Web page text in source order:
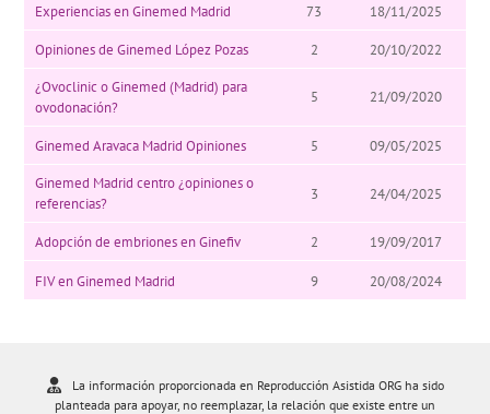
Experiencias en Ginemed Madrid 73 18/11/2025
Opiniones de Ginemed López Pozas 2
20/10/2022
¿Ovoclinic o Ginemed (Madrid) para
ovodonación?
5 21/09/2020
Ginemed Aravaca Madrid Opiniones 5
09/05/2025
Ginemed Madrid centro ¿opiniones o
referencias?
3 24/04/2025
Adopción de embriones en Ginefiv 2 19/09/2017
FIV en Ginemed Madrid 9 20/08/2024
La información proporcionada en Reproducción Asistida ORG ha sido
planteada para apoyar, no reemplazar, la relación que existe entre un